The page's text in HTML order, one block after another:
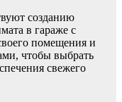
созданию
в гараже с
помещения и
чтобы выбрать
свежего